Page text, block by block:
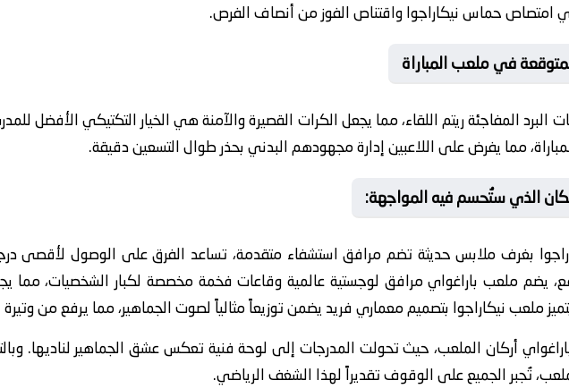
امتصاص حماس نيكاراجوا واقتناص الفوز من أنصاف الفرص.
في ملعب المباراة
المفاجئة ريتم اللقاء، مما يجعل الكرات القصيرة والآمنة هي الخيار التكتيكي الأفضل
مما يفرض على اللاعبين إدارة مجهودهم البدني بحذر طوال التسعين دقيقة.
الذي ستُحسم فيه المواجهة:
بغرف ملابس حديثة تضم مرافق استشفاء متقدمة، تساعد الفرق على الوصول لأقصى
يضم ملعب باراغواي مرافق لوجستية عالمية وقاعات فخمة مخصصة لكبار الشخصيات، مما
ملعب نيكاراجوا بتصميم معماري فريد يضمن توزيعاً مثالياً لصوت الجماهير، مما يرفع من
أركان الملعب، حيث تحولت المدرجات إلى لوحة فنية تعكس عشق الجماهير لناديها.
تُجبر الجميع على الوقوف تقديراً لهذا الشغف الرياضي.